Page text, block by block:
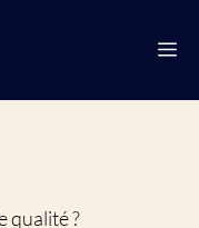
qualité ?